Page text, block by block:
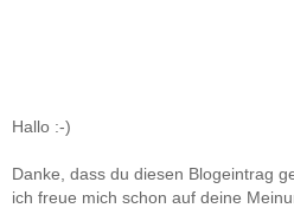
Hallo :-)
Danke, dass du diesen Blogeintrag
ich freue mich schon auf deine